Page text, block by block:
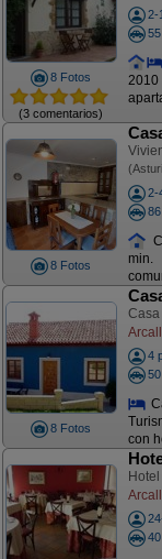
8 Fotos
(3 comentarios)
2-
8 Fotos
2-
8 Fotos
Casa
4
con